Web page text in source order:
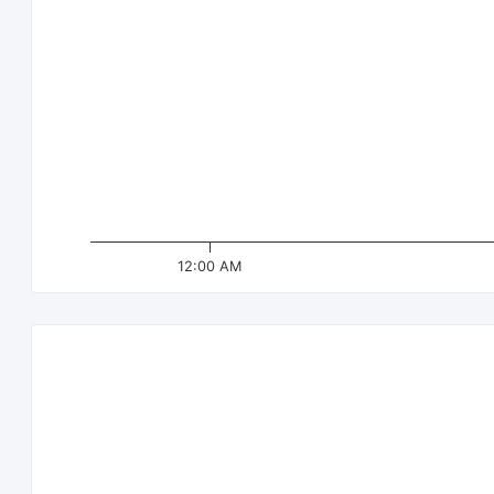
12:00 AM